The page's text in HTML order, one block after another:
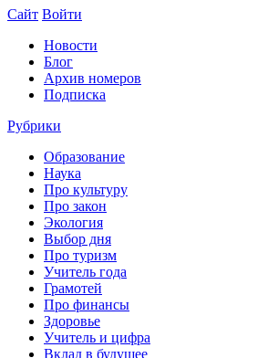
Сайт Войти
Новости
Блог
Архив номеров
Подписка
Рубрики
Образование
Наука
Про культуру
Про закон
Экология
Выбор дня
Про туризм
Учитель года
Грамотей
Про финансы
Здоровье
Учитель и цифра
Вклад в будущее